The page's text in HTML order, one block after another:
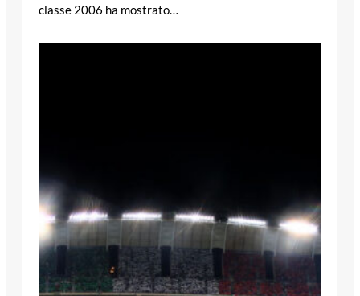
classe 2006 ha mostrato…